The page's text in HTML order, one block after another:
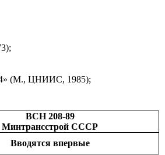
84» (М., ЦНИИС, 1985);
ВСН 208-89
Минтрансстрой СССР
Вводятся впервые